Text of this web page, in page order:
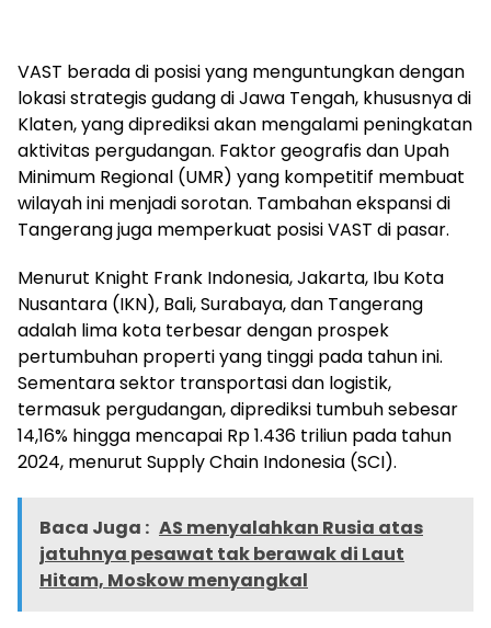
VAST berada di posisi yang menguntungkan dengan
lokasi strategis gudang di Jawa Tengah, khususnya di
Klaten, yang diprediksi akan mengalami peningkatan
aktivitas pergudangan. Faktor geografis dan Upah
Minimum Regional (UMR) yang kompetitif membuat
wilayah ini menjadi sorotan. Tambahan ekspansi di
Tangerang juga memperkuat posisi VAST di pasar.
Menurut Knight Frank Indonesia, Jakarta, Ibu Kota
Nusantara (IKN), Bali, Surabaya, dan Tangerang
adalah lima kota terbesar dengan prospek
pertumbuhan properti yang tinggi pada tahun ini.
Sementara sektor transportasi dan logistik,
termasuk pergudangan, diprediksi tumbuh sebesar
14,16% hingga mencapai Rp 1.436 triliun pada tahun
2024, menurut Supply Chain Indonesia (SCI).
Baca Juga : AS menyalahkan Rusia atas
jatuhnya pesawat tak berawak di Laut
Hitam, Moskow menyangkal